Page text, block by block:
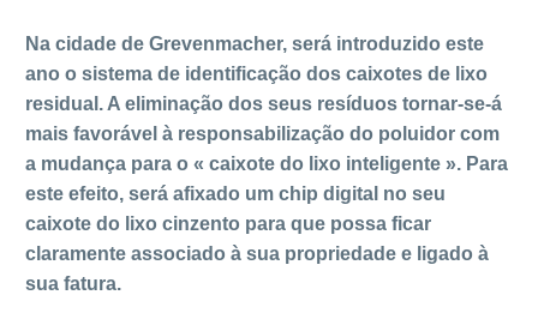
Na cidade de Grevenmacher, será introduzido este
ano o sistema de identificação dos caixotes de lixo
residual. A eliminação dos seus resíduos tornar-se-á
mais favorável à responsabilização do poluidor com
a mudança para o « caixote do lixo inteligente ». Para
este efeito, será afixado um chip digital no seu
caixote do lixo cinzento para que possa ficar
claramente associado à sua propriedade e ligado à
sua fatura.